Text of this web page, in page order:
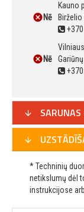
Nē
Kauno
Nē
* Techninių
netikslumų dėl
instrukcijose